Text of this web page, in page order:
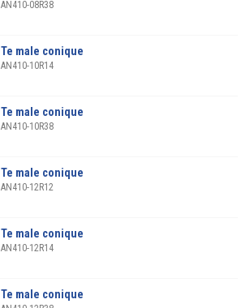
AN410-08R38
Te male conique
AN410-10R14
Te male conique
AN410-10R38
Te male conique
AN410-12R12
Te male conique
AN410-12R14
Te male conique